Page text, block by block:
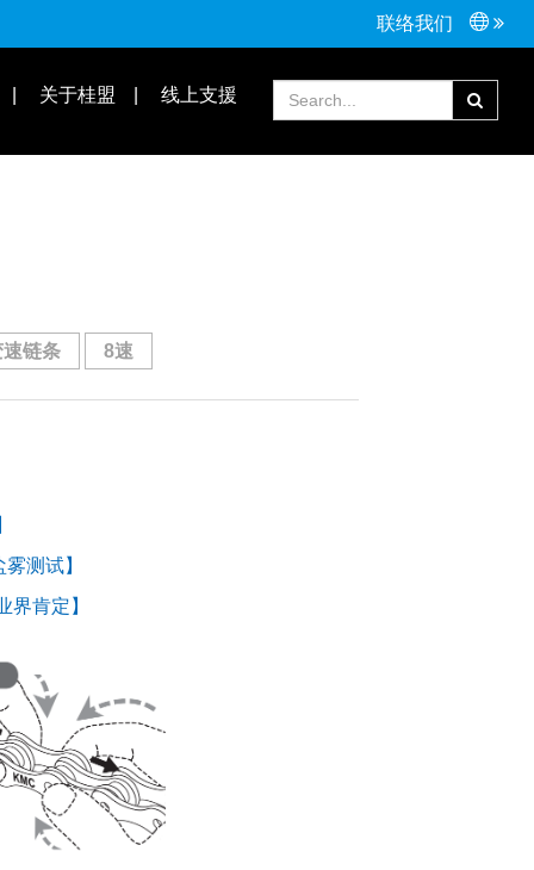
联络我们
线上支援
关于桂盟
Tools手工具
常见问题
链条 8速
测试】
肯定】